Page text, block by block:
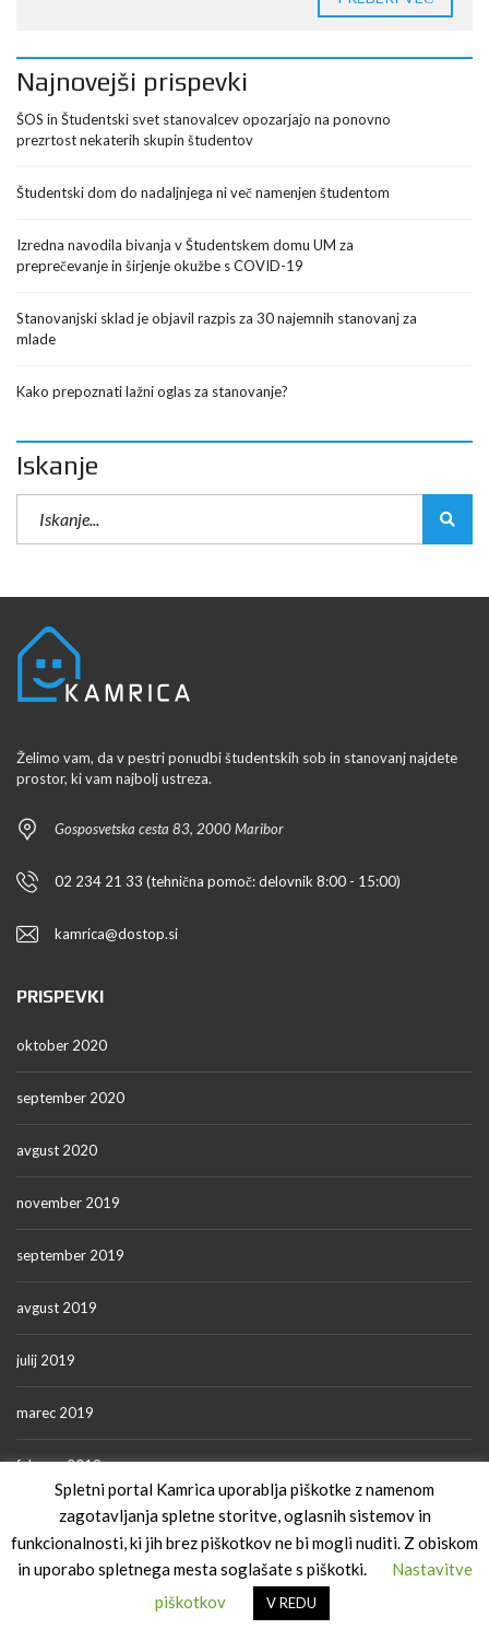
Najnovejši prispevki
ŠOS in Študentski svet stanovalcev opozarjajo na ponovno
prezrtost nekaterih skupin študentov
Študentski dom do nadaljnjega ni več namenjen študentom
Izredna navodila bivanja v Študentskem domu UM za
preprečevanje in širjenje okužbe s COVID-19
Stanovanjski sklad je objavil razpis za 30 najemnih stanovanj za
mlade
Kako prepoznati lažni oglas za stanovanje?
Iskanje
Želimo vam, da v pestri ponudbi študentskih sob in stanovanj najdete
prostor, ki vam najbolj ustreza.
Gosposvetska cesta 83, 2000 Maribor
02 234 21 33 (tehnična pomoč: delovnik 8:00 - 15:00)
kamrica@dostop.si
PRISPEVKI
oktober 2020
september 2020
avgust 2020
november 2019
september 2019
avgust 2019
julij 2019
marec 2019
februar 2019
Pogoji uporabe
Spletni portal Kamrica uporablja piškotke z namenom
zagotavljanja spletne storitve, oglasnih sistemov in
funkcionalnosti, ki jih brez piškotkov ne bi mogli nuditi. Z obiskom
in uporabo spletnega mesta soglašate s piškotki.
Nastavitve
piškotkov
V REDU